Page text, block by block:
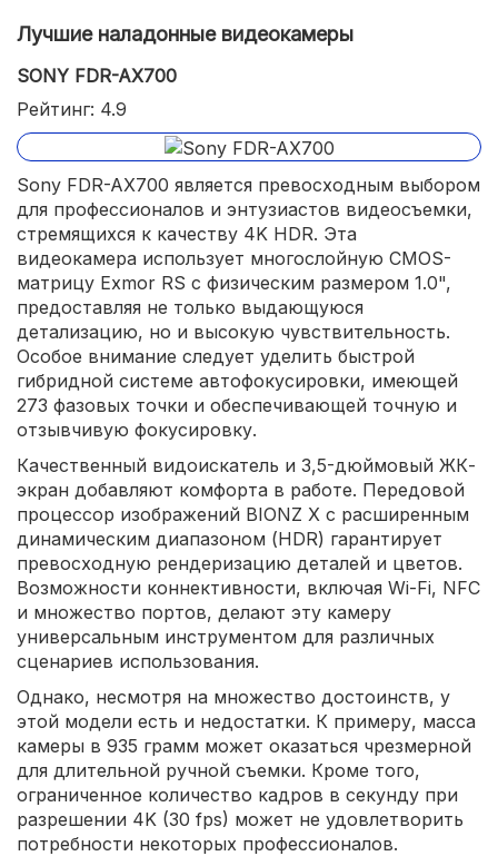
Лучшие наладонные видеокамеры
SONY FDR-AX700
Рейтинг: 4.9
Sony FDR-AX700 является превосходным выбором
для профессионалов и энтузиастов видеосъемки,
стремящихся к качеству 4K HDR. Эта
видеокамера использует многослойную CMOS-
матрицу Exmor RS с физическим размером 1.0",
предоставляя не только выдающуюся
детализацию, но и высокую чувствительность.
Особое внимание следует уделить быстрой
гибридной системе автофокусировки, имеющей
273 фазовых точки и обеспечивающей точную и
отзывчивую фокусировку.
Качественный видоискатель и 3,5-дюймовый ЖК-
экран добавляют комфорта в работе. Передовой
процессор изображений BIONZ X с расширенным
динамическим диапазоном (HDR) гарантирует
превосходную рендеризацию деталей и цветов.
Возможности коннективности, включая Wi-Fi, NFC
и множество портов, делают эту камеру
универсальным инструментом для различных
сценариев использования.
Однако, несмотря на множество достоинств, у
этой модели есть и недостатки. К примеру, масса
камеры в 935 грамм может оказаться чрезмерной
для длительной ручной съемки. Кроме того,
ограниченное количество кадров в секунду при
разрешении 4K (30 fps) может не удовлетворить
потребности некоторых профессионалов.